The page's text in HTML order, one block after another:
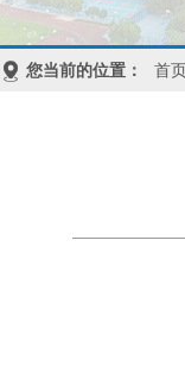
您当前的位置： 首页